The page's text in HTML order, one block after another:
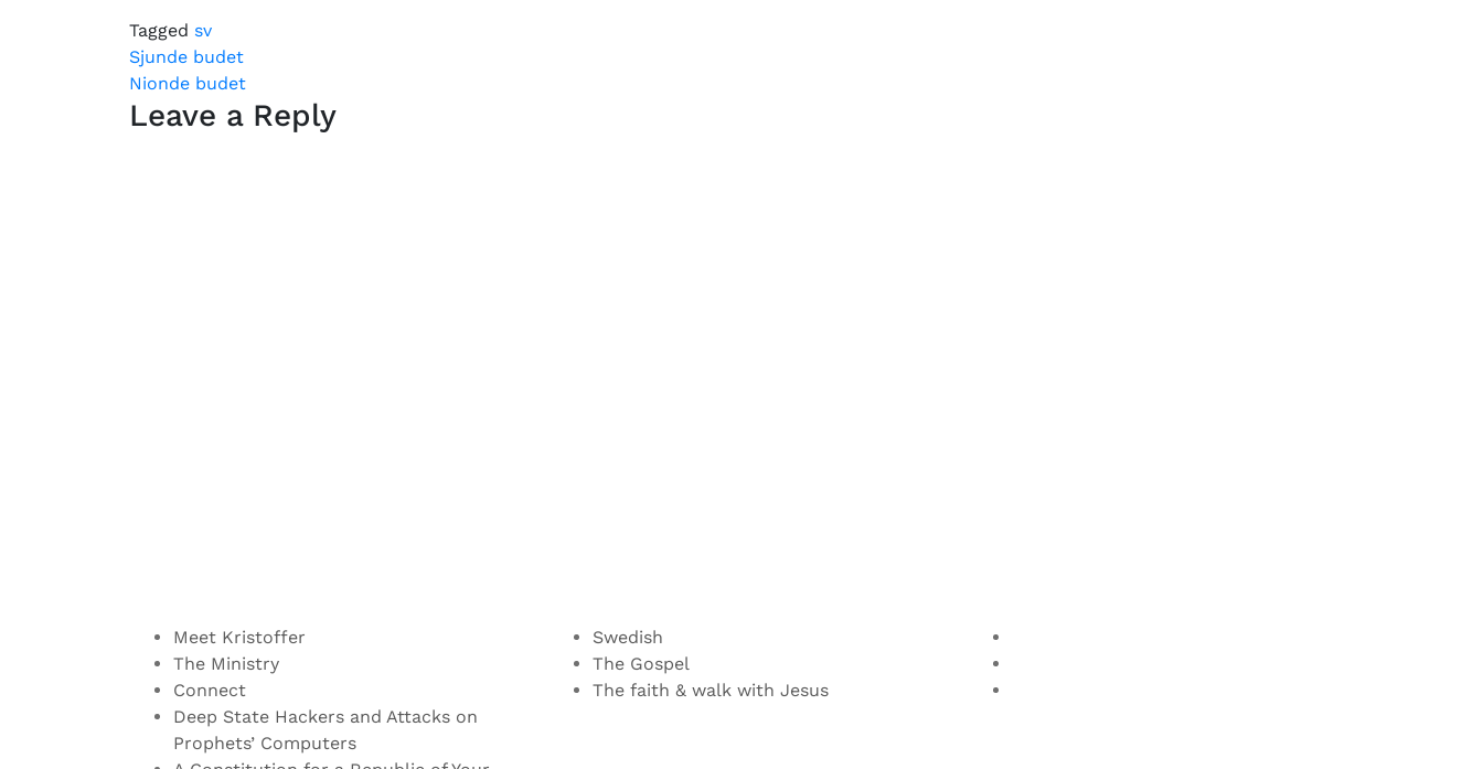
Tagged sv
Post
navigation
Sjunde budet
Nionde budet
Leave a Reply
Meet Kristoffer
The Ministry
Connect
Deep State Hackers and Attacks on
Prophets’ Computers
Swedish
The Gospel
The faith & walk with Jesus